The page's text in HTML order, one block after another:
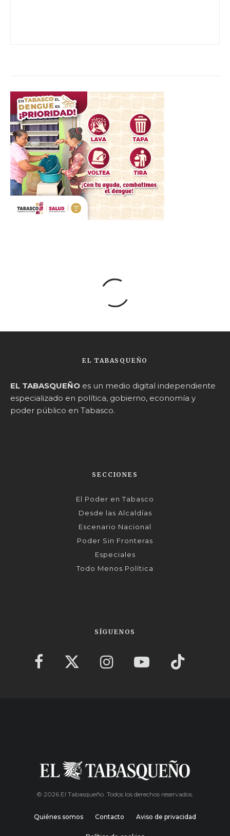
EL TABASQUEÑO
EL TABASQUEÑO es un medio digital independiente
especializado en política, gobierno, economía y
poder público en Tabasco.
SECCIONES
El Poder en Tabasco
Desde las Alcaldías
Escenario Nacional
Poder Sin Fronteras
Especiales
Todo Menos Política
SÍGUENOS
© 2026 El Tabasqueño. Todos los derechos reservados.
Quiénes somos Contacto Aviso de privacidad